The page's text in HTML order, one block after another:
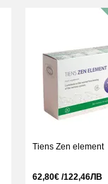
Tiens Zen element
62,80€ /122,46ЛВ